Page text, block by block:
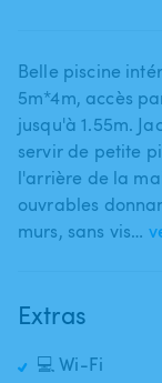
Belle piscine
5m*4m​,​ accès
jusqu'à 1.55m.
servir de petite
l'arrière de la
ouvrables
murs​,​ sans vis…
Extras
💻 Wi-Fi